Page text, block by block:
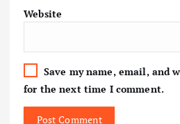
Website
Save my name, email, and
for the next time I comment.